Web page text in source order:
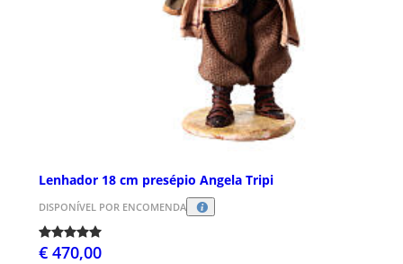
Lenhador 18 cm presépio Angela Tripi
DISPONÍVEL POR ENCOMENDA
€ 470,00